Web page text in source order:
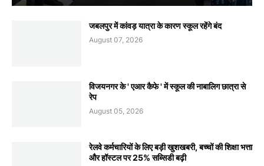
जबलपुर में कांवड़ यात्रा के कारण स्कूल रहेंगे बंद
August 07, 2026
विजयनगर के ' एआर कैफे ' में स्कूल की नाबालिग छात्रा से
रेप
August 05, 2026
रेलवे कर्मचारियों के लिए बड़ी खुशखबरी, बच्चों की शिक्षा भत्ता
और हॉस्टल पर 25% सब्सिडी बढ़ी